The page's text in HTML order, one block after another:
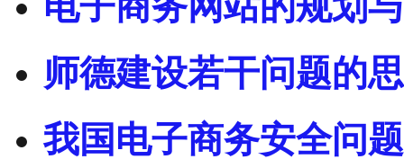
师德建设若干问题的
我国电子商务安全问